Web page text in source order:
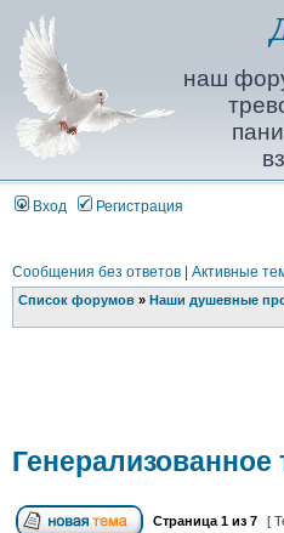
наш
Вход Регистрация
Сообщения без ответов| Активные
Список форумов» Наши душевные
Генерализованное
Страница 1из 7 [